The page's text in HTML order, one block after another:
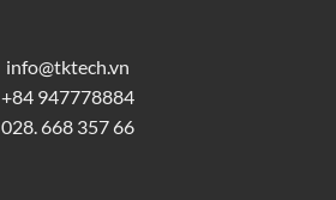
info@tktech.vn
+84 947778884
028. 668 357 66